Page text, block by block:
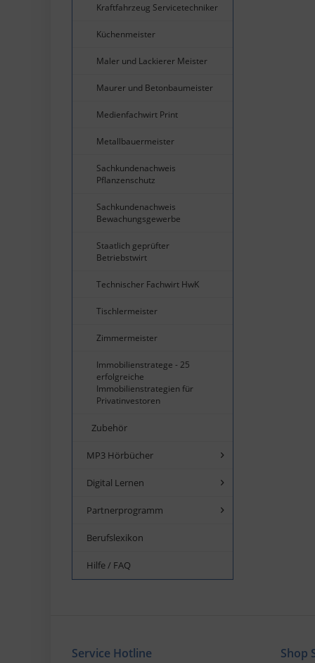
Kraftfahrzeug Servicetechniker
Küchenmeister
Maler und Lackierer Meister
Maurer und Betonbaumeister
Medienfachwirt Print
Metallbauermeister
Sachkundenachweis
Pflanzenschutz
Sachkundenachweis
Bewachungsgewerbe
Staatlich geprüfter
Betriebstwirt
Technischer Fachwirt HwK
Tischlermeister
Zimmermeister
Immobilienstratege - 25
erfolgreiche
Immobilienstrategien für
Privatinvestoren
Zubehör
MP3 Hörbücher
Digital Lernen
Partnerprogramm
Berufslexikon
Hilfe / FAQ
Service Hotline Shop